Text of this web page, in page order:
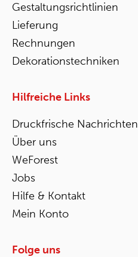
Gestaltungsrichtlinien
Lieferung
Rechnungen
Dekorationstechniken
Hilfreiche Links
Druckfrische Nachrichten
Über uns
WeForest
Jobs
Hilfe & Kontakt
Mein Konto
Folge uns